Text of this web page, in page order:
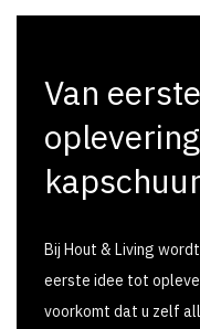
Van
kapschuur
Bij Hout & Living
eerste idee tot
voorkomt dat u zelf